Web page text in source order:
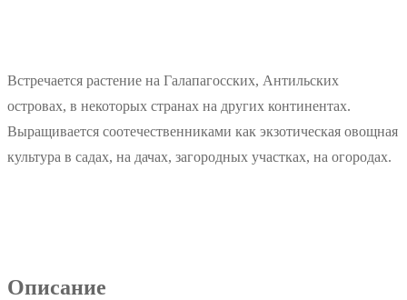
Встречается растение на Галапагосских, Антильских
островах, в некоторых странах на других континентах.
Выращивается соотечественниками как экзотическая овощная
культура в садах, на дачах, загородных участках, на огородах.
Описание